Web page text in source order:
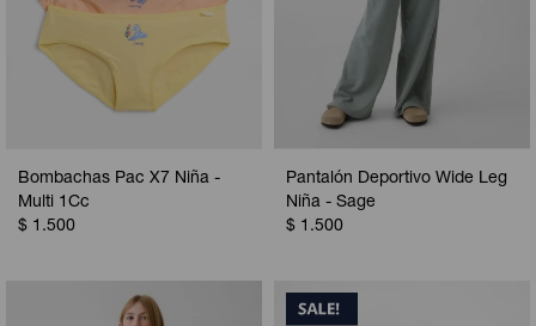
Bombachas Pac X7 Niña -
Multi 1Cc
$ 1.500
Pantalón Deportivo Wide Leg
Niña - Sage
$ 1.500